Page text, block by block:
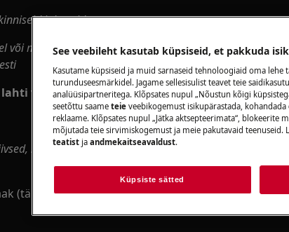
jalatseid.
või mitteprofessionaalsel remondil võivad olla ohutuse
võtta ja kokku panna
need võivad erineda teie pesumasina / pesumasina
(tähistatud nimega “PUSH”) on nähtav vasakul
See veebileht kasutab küpsiseid, et pakkuda
Kasutame küpsiseid ja muid sarnaseid tehnoloogiaid oma lehe
turunduseesmärkidel. Jagame sellesisulist teavet teie
analüüsipartneritega. Klõpsates nupul „Nõustun kõigi
seetõttu saame teie veebikogemust isikupärastada, kohandada
reklaame. Klõpsates nupul „Jätka aktsepteerimata“, blokeerite
mõjutada teie sirvimiskogemust ja meie pakutavaid teenuseid.
teatist ja andmekaitseavaldust.
Küpsiste sätted